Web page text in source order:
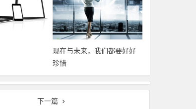
现在与未来，我们都要好好
珍惜
下一篇